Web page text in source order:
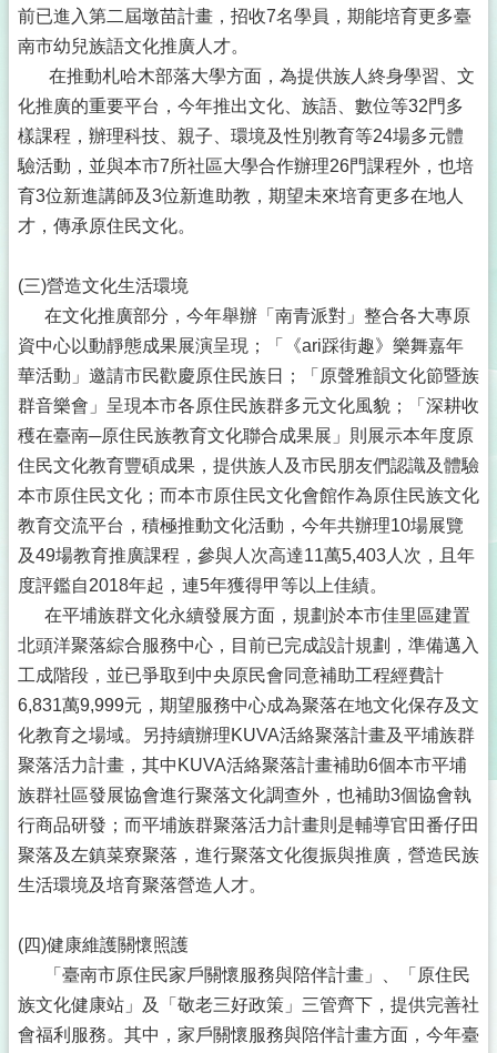
前已進入第二屆墩苗計畫，招收7名學員，期能培育更多臺
南市幼兒族語文化推廣人才。
在推動札哈木部落大學方面，為提供族人終身學習、文
化推廣的重要平台，今年推出文化、族語、數位等32門多
樣課程，辦理科技、親子、環境及性別教育等24場多元體
驗活動，並與本市7所社區大學合作辦理26門課程外，也培
育3位新進講師及3位新進助教，期望未來培育更多在地人
才，傳承原住民文化。
(三)營造文化生活環境
在文化推廣部分，今年舉辦「南青派對」整合各大專原
資中心以動靜態成果展演呈現；「《ari踩街趣》樂舞嘉年
華活動」邀請市民歡慶原住民族日；「原聲雅韻文化節暨族
群音樂會」呈現本市各原住民族群多元文化風貌；「深耕收
穫在臺南─原住民族教育文化聯合成果展」則展示本年度原
住民文化教育豐碩成果，提供族人及市民朋友們認識及體驗
本市原住民文化；而本市原住民文化會館作為原住民族文化
教育交流平台，積極推動文化活動，今年共辦理10場展覽
及49場教育推廣課程，參與人次高達11萬5,403人次，且年
度評鑑自2018年起，連5年獲得甲等以上佳績。
在平埔族群文化永續發展方面，規劃於本市佳里區建置
北頭洋聚落綜合服務中心，目前已完成設計規劃，準備邁入
工成階段，並已爭取到中央原民會同意補助工程經費計
6,831萬9,999元，期望服務中心成為聚落在地文化保存及文
化教育之場域。另持續辦理KUVA活絡聚落計畫及平埔族群
聚落活力計畫，其中KUVA活絡聚落計畫補助6個本市平埔
族群社區發展協會進行聚落文化調查外，也補助3個協會執
行商品研發；而平埔族群聚落活力計畫則是輔導官田番仔田
聚落及左鎮菜寮聚落，進行聚落文化復振與推廣，營造民族
生活環境及培育聚落營造人才。
(四)健康維護關懷照護
「臺南市原住民家戶關懷服務與陪伴計畫」、「原住民
族文化健康站」及「敬老三好政策」三管齊下，提供完善社
會福利服務。其中，家戶關懷服務與陪伴計畫方面，今年臺